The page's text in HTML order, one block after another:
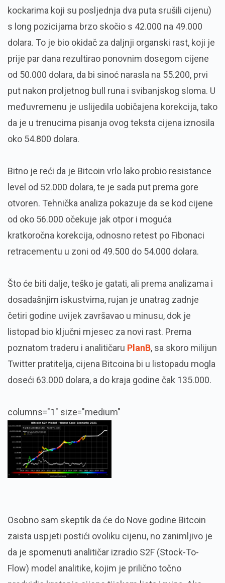
kockarima koji su posljednja dva puta srušili cijenu)
s long pozicijama brzo skočio s 42.000 na 49.000
dolara. To je bio okidač za daljnji organski rast, koji je
prije par dana rezultirao ponovnim dosegom cijene
od 50.000 dolara, da bi sinoć narasla na 55.200, prvi
put nakon proljetnog bull runa i svibanjskog sloma. U
međuvremenu je uslijedila uobičajena korekcija, tako
da je u trenucima pisanja ovog teksta cijena iznosila
oko 54.800 dolara.
Bitno je reći da je Bitcoin vrlo lako probio resistance
level od 52.000 dolara, te je sada put prema gore
otvoren. Tehnička analiza pokazuje da se kod cijene
od oko 56.000 očekuje jak otpor i moguća
kratkoročna korekcija, odnosno retest po Fibonaci
retracementu u zoni od 49.500 do 54.000 dolara.
Što će biti dalje, teško je gatati, ali prema analizama i
dosadašnjim iskustvima, rujan je unatrag zadnje
četiri godine uvijek završavao u minusu, dok je
listopad bio ključni mjesec za novi rast. Prema
poznatom traderu i analitičaru PlanB, sa skoro milijun
Twitter pratitelja, cijena Bitcoina bi u listopadu mogla
doseći 63.000 dolara, a do kraja godine čak 135.000.
columns="1" size="medium"
Osobno sam skeptik da će do Nove godine Bitcoin
zaista uspjeti postići ovoliku cijenu, no zanimljivo je
da je spomenuti analitičar izradio S2F (Stock-To-
Flow) model analitike, kojim je prilično točno